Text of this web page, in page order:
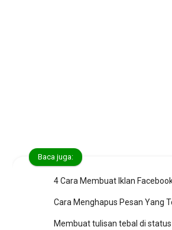
Baca juga: